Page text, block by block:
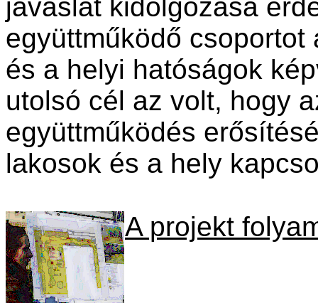
javaslat kidolgozása
együttműködő
és a helyi hatóságok
utolsó cél az volt, hogy
együttműködés
lakosok és a hely
A projekt